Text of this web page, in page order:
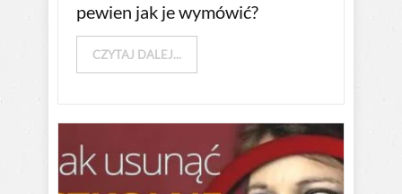
pewien jak je wymówić?
CZYTAJ DALEJ...